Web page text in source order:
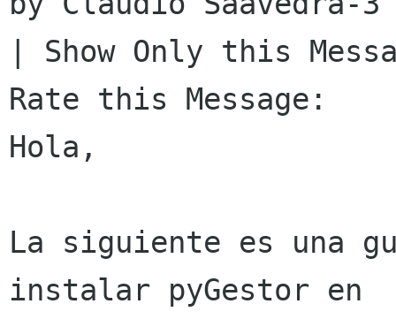
| Show Only this
Rate this
Hola,
La siguiente es una
instalar pyGestor en